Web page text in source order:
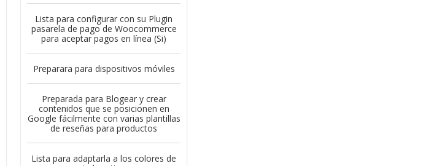
Lista para configurar con su Plugin
pasarela de pago de Woocommerce
para aceptar pagos en línea (Si)
Preparara para dispositivos móviles
Preparada para Blogear y crear
contenidos que se posicionen en
Google fácilmente con varias plantillas
de reseñas para productos
Lista para adaptarla a los colores de